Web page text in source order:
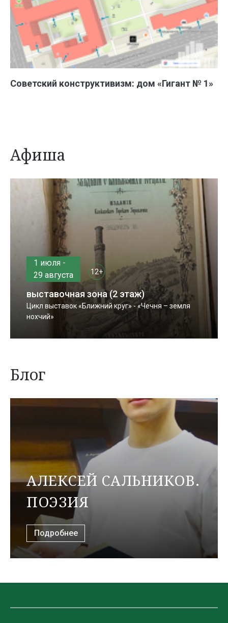
Советский конструктивизм: дом «Гигант № 1»
Афиша
1 июля -
29 августа
12+
выставочная зона (2 этаж)
Цикл выставок «Ближний круг» - «Чечня – земля
нохчий»
Блог
АЛЕКСЕЙ САЛЬНИКОВ.
ПОЭЗИЯ
Подробнее